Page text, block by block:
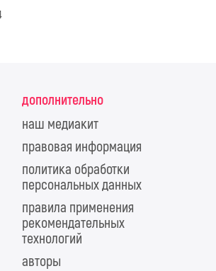
дополнительно
наш медиакит
правовая информация
политика обработки
персональных данных
правила применения
рекомендательных
технологий
авторы